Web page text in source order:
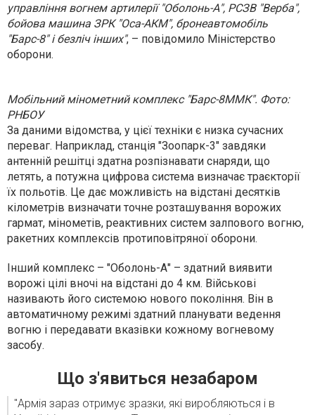
управління вогнем артилерії "Оболонь-А", РСЗВ "Верба",
бойова машина ЗРК "Оса-АКМ", бронеавтомобіль
"Барс-8" і безліч інших", – повідомило Міністерство
оборони.
Мобільний мінометний комплекс "Барс-8ММК". Фото:
РНБОУ
За даними відомства, у цієї техніки є низка сучасних
переваг. Наприклад, станція "Зоопарк-3" завдяки
антенній решітці здатна розпізнавати снаряди, що
летять, а потужна цифрова система визначає траєкторії
їх польотів. Це дає можливість на відстані десятків
кілометрів визначати точне розташування ворожих
гармат, мінометів, реактивних систем залпового вогню,
ракетних комплексів протиповітряної оборони.
Інший комплекс – "Оболонь-А" – здатний виявити
ворожі цілі вночі на відстані до 4 км. Військові
називають його системою нового покоління. Він в
автоматичному режимі здатний планувати ведення
вогню і передавати вказівки кожному вогневому
засобу.
Що з'явиться незабаром
"Армія зараз отримує зразки, які виробляються і в